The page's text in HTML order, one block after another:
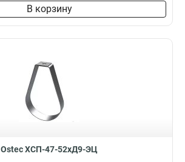
В корзину
Ostec ХСП-47-52хД9-ЭЦ